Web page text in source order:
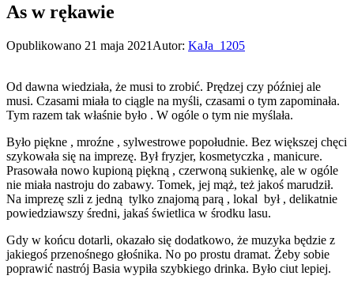
As w rękawie
Opublikowano 21 maja 2021 Autor: KaJa_1205
Od dawna wiedziała, że musi to zrobić. Prędzej czy później ale
musi. Czasami miała to ciągle na myśli, czasami o tym zapominała.
Tym razem tak właśnie było . W ogóle o tym nie myślała.
Było piękne , mroźne , sylwestrowe popołudnie. Bez większej chęci
szykowała się na imprezę. Był fryzjer, kosmetyczka , manicure.
Prasowała nowo kupioną piękną , czerwoną sukienkę, ale w ogóle
nie miała nastroju do zabawy. Tomek, jej mąż, też jakoś marudził.
Na imprezę szli z jedną tylko znajomą parą , lokal był , delikatnie
powiedziawszy średni, jakaś świetlica w środku lasu.
Gdy w końcu dotarli, okazało się dodatkowo, że muzyka będzie z
jakiegoś przenośnego głośnika. No po prostu dramat. Żeby sobie
poprawić nastrój Basia wypiła szybkiego drinka. Było ciut lepiej.